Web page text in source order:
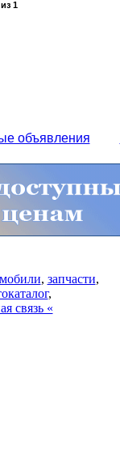
1
объявления
, запчасти,
,
связь «